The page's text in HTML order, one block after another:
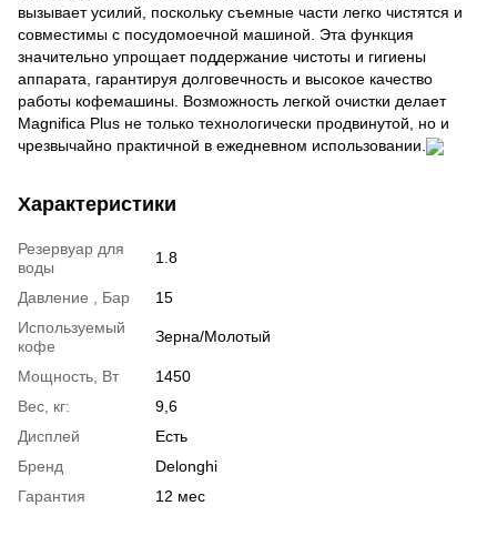
вызывает усилий, поскольку съемные части легко чистятся и
совместимы с посудомоечной машиной. Эта функция
значительно упрощает поддержание чистоты и гигиены
аппарата, гарантируя долговечность и высокое качество
работы кофемашины. Возможность легкой очистки делает
Magnifica Plus не только технологически продвинутой, но и
чрезвычайно практичной в ежедневном использовании.
Характеристики
Резервуар для
воды
1.8
Давление , Бар
15
Используемый
кофе
Зерна/Молотый
Мощность, Вт
1450
Вес, кг:
9,6
Дисплей
Есть
Бренд
Delonghi
Гарантия
12 мес